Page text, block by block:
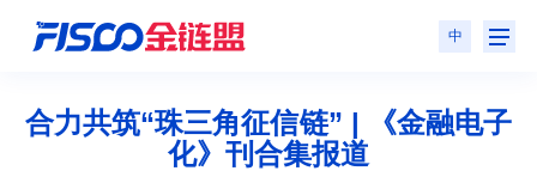
中
合力共筑“珠三角征信链” | 《金融电子
化》刊合集报道